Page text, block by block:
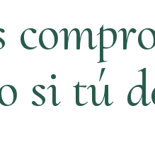
si tú